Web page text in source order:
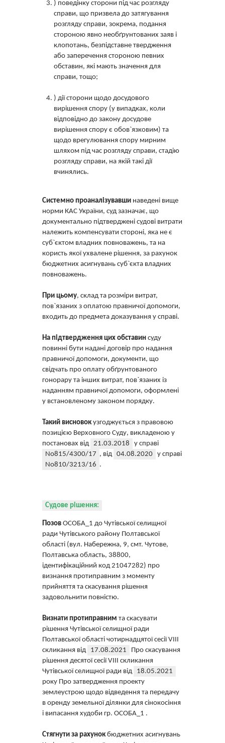
) поведінку сторони під час розгляду
справи, що призвела до затягування
розгляду справи, зокрема, подання
стороною явно необґрунтованих заяв і
клопотань, безпідставне твердження
або заперечення стороною певних
обставин, які мають значення для
справи, тощо;
) дії сторони щодо досудового
вирішення спору (у випадках, коли
відповідно до закону досудове
вирішення спору є обов`язковим) та
щодо врегулювання спору мирним
шляхом під час розгляду справи, стадію
розгляду справи, на якій такі дії
вчинялись.
Системно проаналізувавши наведені вище
норми КАС України, суд зазначає, що
документально підтверджені судові витрати
належить компенсувати стороні, яка не є
суб`єктом владних повноважень, та на
користь якої ухвалене рішення, за рахунок
бюджетних асигнувань суб`єкта владних
повноважень.
При цьому, склад та розміри витрат,
пов`язаних з оплатою правничої допомоги,
входить до предмета доказування у справі.
На підтвердження цих обставин суду
повинні бути надані договір про надання
правничої допомоги, документи, що
свідчать про оплату обґрунтованого
гонорару та інших витрат, пов`язаних із
наданням правничої допомоги, оформлені
у встановленому законом порядку.
Такий висновокузгоджується з правовою
позицією Верховного Суду, викладеною у
постановах від 21.03.2018
у справі
No815/4300/17 , від 04.08.2020 у справі
No810/3213/16 .
Судове рішення:
Позов ОСОБА_1 до Чутівської селищної
ради Чутівського району Полтавської
області (вул. Набережна, 9, смт. Чутове,
Полтавська область, 38800,
ідентифікаційний код 21047282) про
визнання протиправним з моменту
прийняття та скасування рішення
задовольнити повністю.
Визнати протиправним та скасувати
рішення Чутівської селищної ради
Полтавської області чотирнадцятої сесії VIII
скликання від 17.08.2021
Про скасування
рішення десятої сесії VIII скликання
Чутівської селищної ради від 18.05.2021
року Про затвердження проекту
землеустрою щодо відведення та передачу
в оренду земельної ділянки для сінокосіння
і випасання худоби гр. ОСОБА_1 .
Стягнути за рахунокбюджетних асигнувань